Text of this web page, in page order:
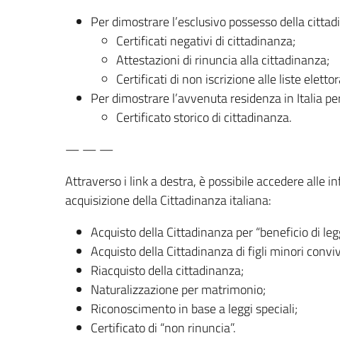
Per dimostrare l’esclusivo possesso della
Certificati negativi di cittadinanza;
Attestazioni di rinuncia alla cittadinanza;
Certificati di non iscrizione alle liste
Per dimostrare l’avvenuta residenza in Italia
Certificato storico di cittadinanza.
— — —
Attraverso i link a destra, è possibile accedere alle
acquisizione della Cittadinanza italiana:
Acquisto della Cittadinanza per “beneficio di
Acquisto della Cittadinanza di figli minori
Riacquisto della cittadinanza;
Naturalizzazione per matrimonio;
Riconoscimento in base a leggi speciali;
Certificato di “non rinuncia”.